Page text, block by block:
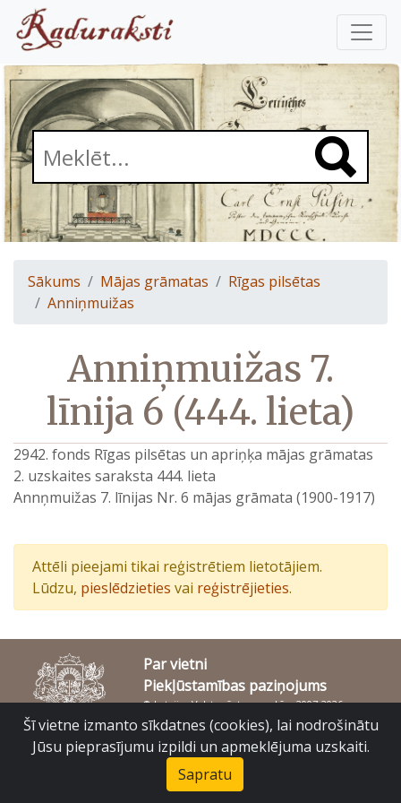
Sākums Mājas grāmatas
Rīgas pilsētas
Anniņmuižas
Anniņmuižas 7.
līnija 6 (444. lieta)
2942. fonds Rīgas pilsētas un apriņķa mājas grāmatas
2. uzskaites saraksta 444. lieta
Annņmuižas 7. līnijas Nr. 6 mājas grāmata (1900-1917)
Attēli pieejami tikai reģistrētiem lietotājiem.
Lūdzu, pieslēdzieties vai reģistrējieties.
Par vietni
Piekļūstamības paziņojums
© Latvijas Valsts vēstures arhīvs 2007-2026
Slokas iela 16, Rīga, LV – 1048
Šī vietne izmanto sīkdatnes (cookies), lai nodrošinātu
Jūsu pieprasījumu izpildi un apmeklējuma uzskaiti.
Sapratu